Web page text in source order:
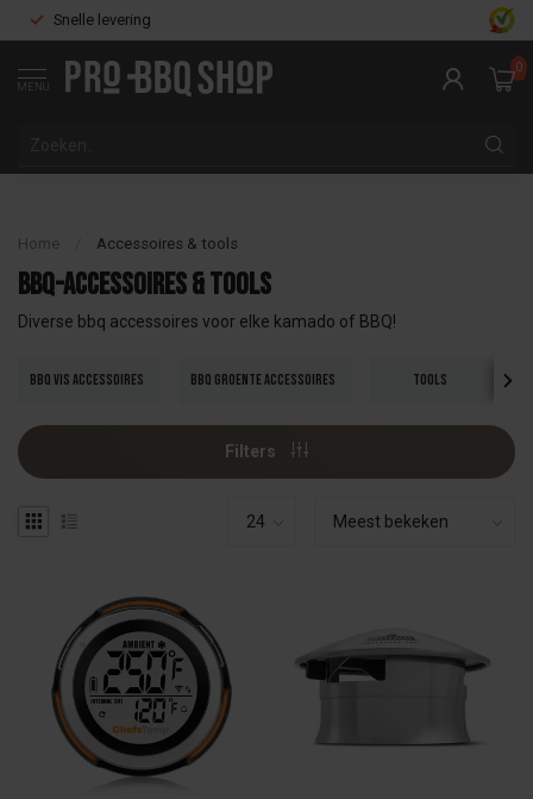
Snelle levering
MENU
0
Home Accessoires & tools
BBQ-accessoires & tools
Diverse bbq accessoires voor elke kamado of BBQ!
BBQ vis accessoires BBQ Groente accessoires Tools
Filters